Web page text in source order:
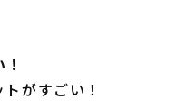
がすごい！